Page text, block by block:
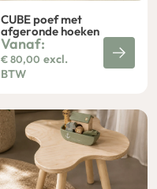
CUBE poef met
afgeronde hoeken
Vanaf:
€80,00 excl.
BTW